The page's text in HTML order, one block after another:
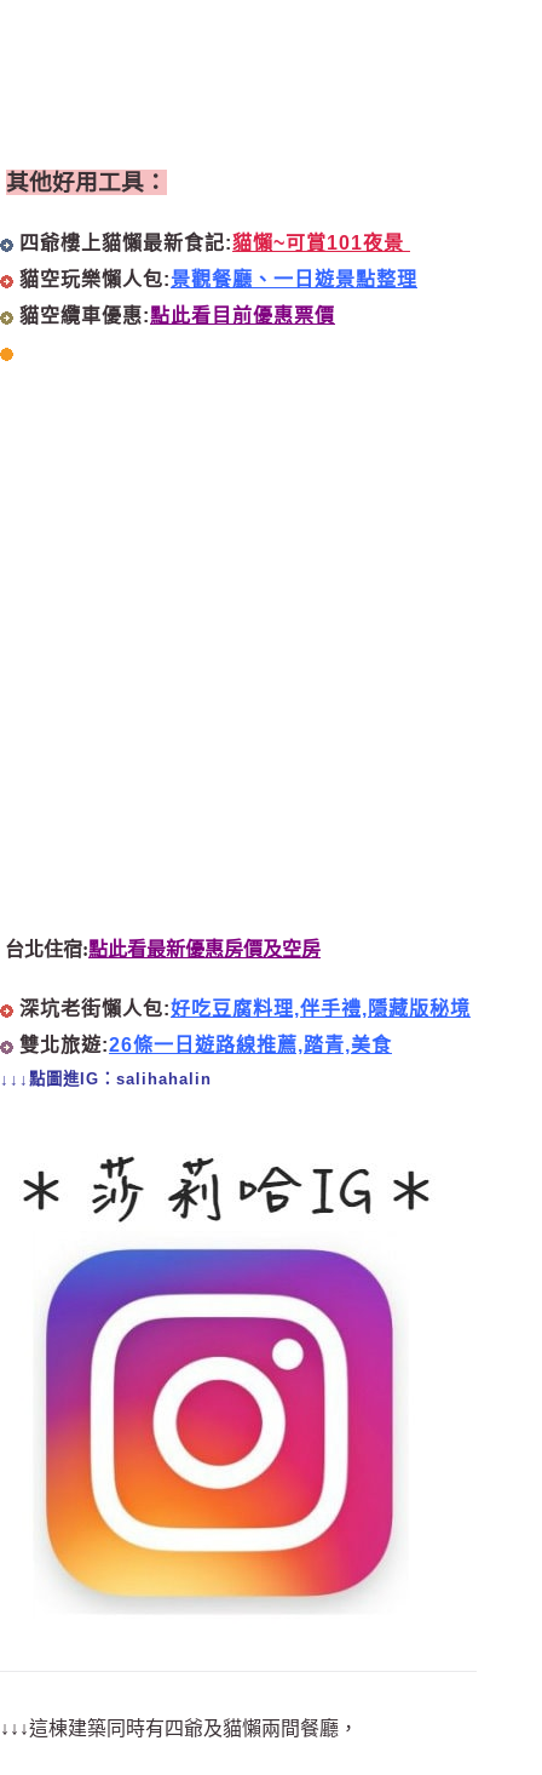
其他好用工具：
四爺樓上貓懶最新食記:貓懶~可賞101夜景
貓空玩樂懶人包:景觀餐廳、一日遊景點整理
貓空纜車優惠:點此看目前優惠票價
台北住宿:點此看最新優惠房價及空房
深坑老街懶人包:好吃豆腐料理,伴手禮,隱藏版秘境
雙北旅遊:26條一日遊路線推薦,踏青,美食
↓↓↓點圖進IG：salihahalin
↓↓↓這棟建築同時有四爺及貓懶兩間餐廳，